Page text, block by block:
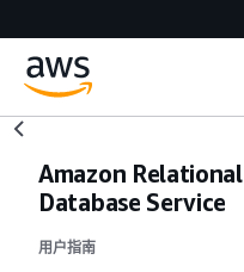
Amazon Relational
Database Service
用户指南